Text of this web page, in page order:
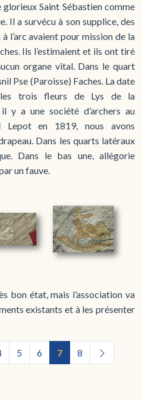
Saint Sébastien comme
Il a survécu à son supplice, des
l’arc avaient pour mission de la
Ils l’estimaient et ils ont tiré
organe vital. Dans le quart
Pse (Paroisse) Faches. La date
trois fleurs de Lys de la
y a une société d’archers au
Lepot en 1819, nous avons
Dans les quarts latéraux
Dans le bas une, allégorie
un fauve.
bon état, mais l’association va
existants et à les présenter
5 6 7 8